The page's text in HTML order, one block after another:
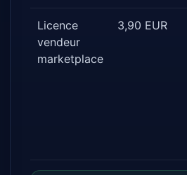
Licence
vendeur
marketplace
3,90 EUR